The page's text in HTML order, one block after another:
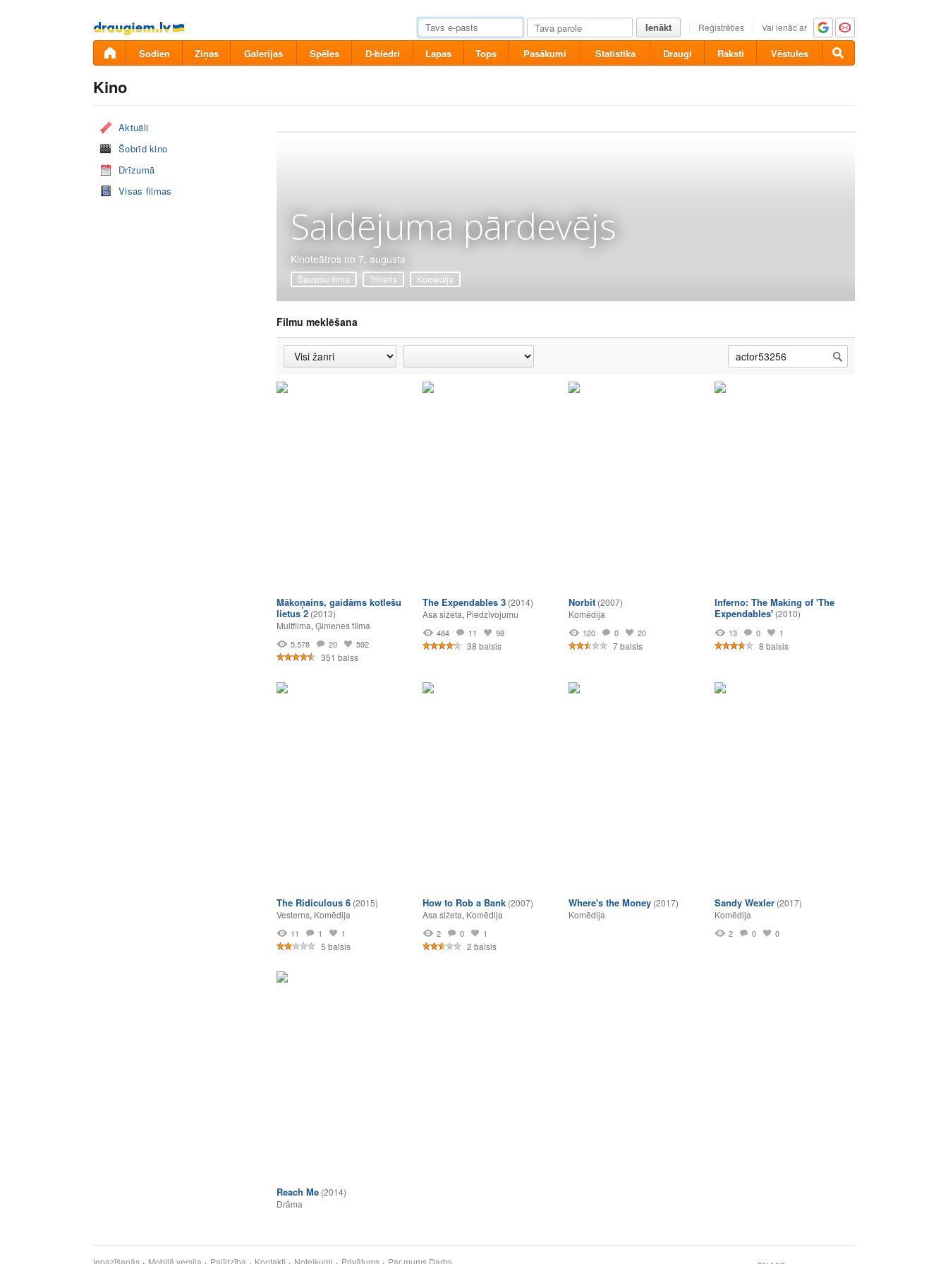
Pāriet
uz
saturu
Ienākt Reģistrēties Vai ienāc ar
Šodien Ziņas Galerijas Spēles D-biedri Lapas Tops Pasākumi Statistika Draugi Raksti Vēstules
Kino
Aktuāli
Šobrīd kino
Drīzumā
Visas filmas
Saldējuma pārdevējs
Kinoteātros no 7. augusta
Šausmu filma Trilleris Komēdija
Filmu meklēšana
Mākoņains, gaidāms kotlešu
lietus 2 (2013)
Multfilma, Ģimenes filma
5,578 20 592
351 balss
The Expendables 3 (2014)
Asa sižeta, Piedzīvojumu
484 11 98
38 balsis
Norbit (2007)
Komēdija
120 0 20
7 balsis
Inferno: The Making of 'The
Expendables' (2010)
13 0 1
8 balsis
The Ridiculous 6 (2015)
Vesterns, Komēdija
11 1 1
5 balsis
How to Rob a Bank (2007)
Asa sižeta, Komēdija
2 0 1
2 balsis
Where's the Money (2017)
Komēdija
Sandy Wexler (2017)
Komēdija
2 0 0
Reach Me (2014)
Drāma
Iepazīšanās Mobilā versija Palīdzība Kontakti Noteikumi Privātums Par mums Darbs